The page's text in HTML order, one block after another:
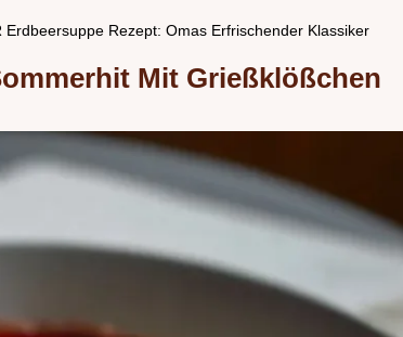
Erdbeersuppe Rezept: Omas Erfrischender Klassiker
Mit Grießklößchen